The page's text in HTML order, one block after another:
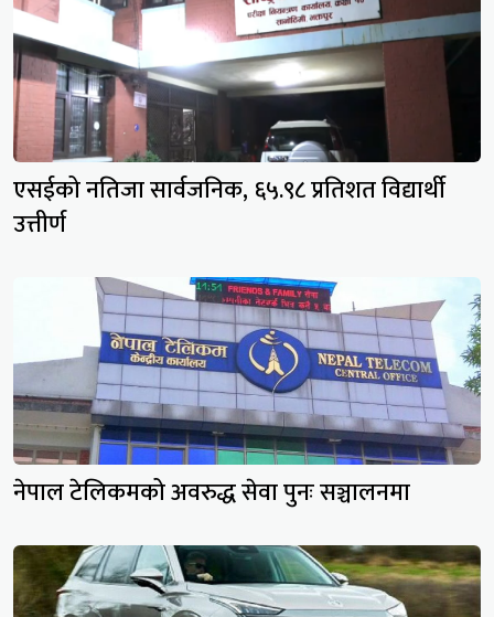
एसईको नतिजा सार्वजनिक, ६५.९८ प्रतिशत विद्यार्थी
उत्तीर्ण
नेपाल टेलिकमको अवरुद्ध सेवा पुनः सञ्चालनमा